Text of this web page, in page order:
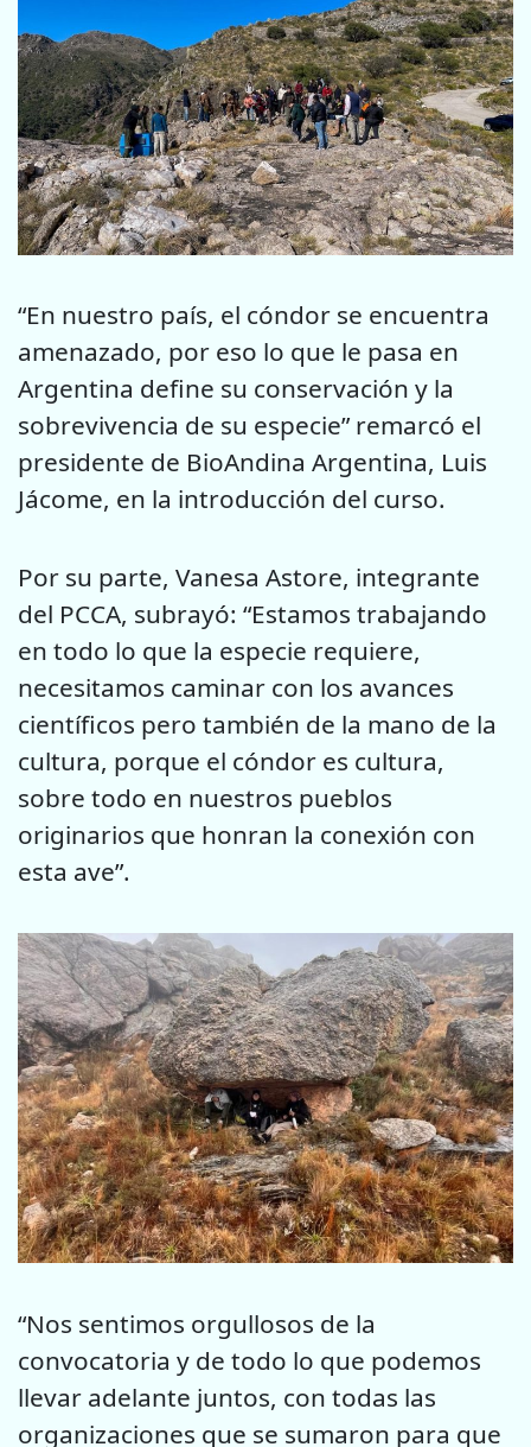
“En nuestro país, el cóndor se encuentra
amenazado, por eso lo que le pasa en
Argentina define su conservación y la
sobrevivencia de su especie” remarcó el
presidente de BioAndina Argentina, Luis
Jácome, en la introducción del curso.
Por su parte, Vanesa Astore, integrante
del PCCA, subrayó: “Estamos trabajando
en todo lo que la especie requiere,
necesitamos caminar con los avances
científicos pero también de la mano de la
cultura, porque el cóndor es cultura,
sobre todo en nuestros pueblos
originarios que honran la conexión con
esta ave”.
“Nos sentimos orgullosos de la
convocatoria y de todo lo que podemos
llevar adelante juntos, con todas las
organizaciones que se sumaron para que